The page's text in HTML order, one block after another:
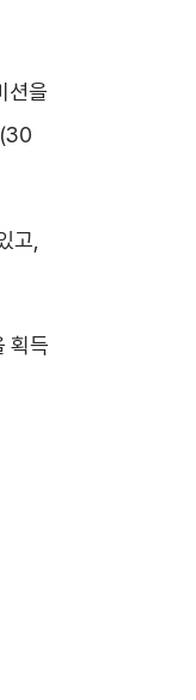
션을
고,
획득